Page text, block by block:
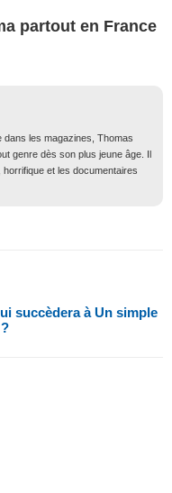
partout en France
dans les magazines, Thomas
genre dès son plus jeune âge. Il
et les documentaires
succèdera à Un simple